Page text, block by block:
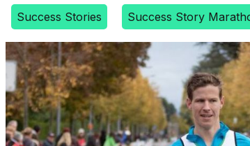
Success Stories Success Story